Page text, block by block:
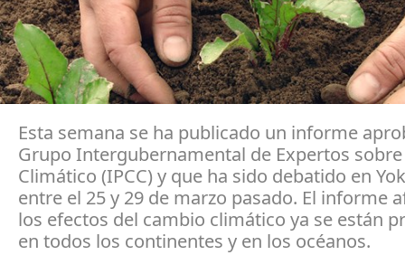
Esta semana se ha publicado un informe
Grupo Intergubernamental de Expertos
Climático (IPCC) y que ha sido debatido en
entre el 25 y 29 de marzo pasado. El informe
los efectos del cambio climático ya se están
en todos los continentes y en los océanos.